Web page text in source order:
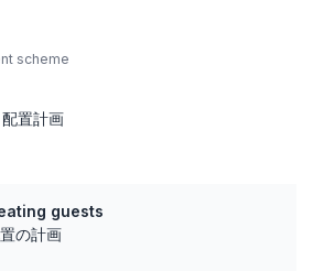
scheme
配置計画
guests
の計画